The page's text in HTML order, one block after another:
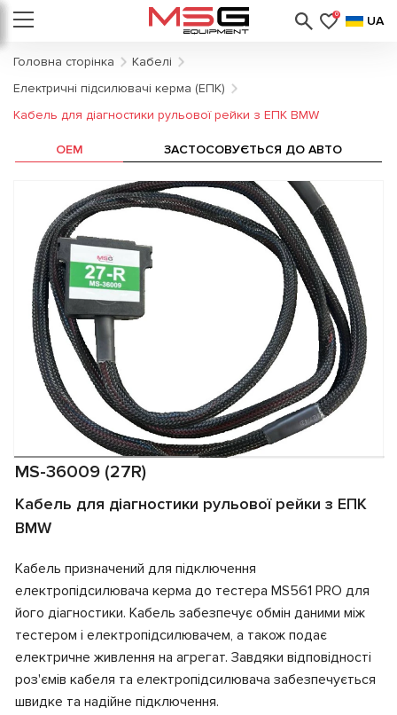
0 UA
Головна сторінка
Кабелі
Електричні підсилювачі керма (ЕПК)
Кабель для діагностики рульової рейки з ЕПК BMW
MS-36009 (27R)
Кабель для діагностики рульової рейки з ЕПК
BMW
Кабель призначений для підключення
електропідсилювача керма до тестера MS561 PRO для
його діагностики. Кабель забезпечує обмін даними між
тестером і електропідсилювачем, а також подає
електричне живлення на агрегат. Завдяки відповідності
роз'ємів кабеля та електропідсилювача забезпечується
швидке та надійне підключення.
OEM ЗАСТОСОВУЄТЬСЯ ДО АВТО